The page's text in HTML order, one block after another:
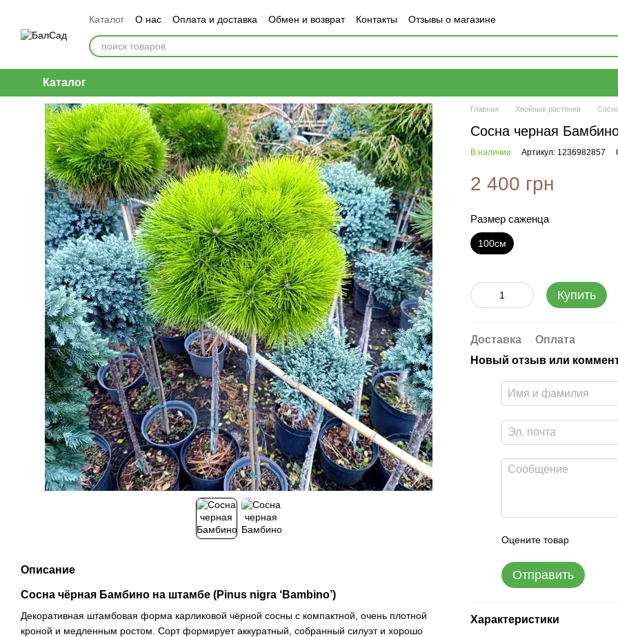
Каталог О нас Оплата и доставка Обмен и возврат Контакты Отзывы о магазине
Каталог
Описание
Сосна чёрная Бамбино на штамбе (Pinus nigra ‘Bambino’)
Декоративная штамбовая форма карликовой чёрной сосны с компактной, очень плотной
кроной и медленным ростом. Сорт формирует аккуратный, собранный силуэт и хорошо
Главная Хвойные растения
Сосна черная
В наличии Артикул: 1236982857
2 400 грн
Размер саженца
100см
Купить
Доставка
Оплата
Новый отзыв или
Оцените товар
Отправить
Характеристики